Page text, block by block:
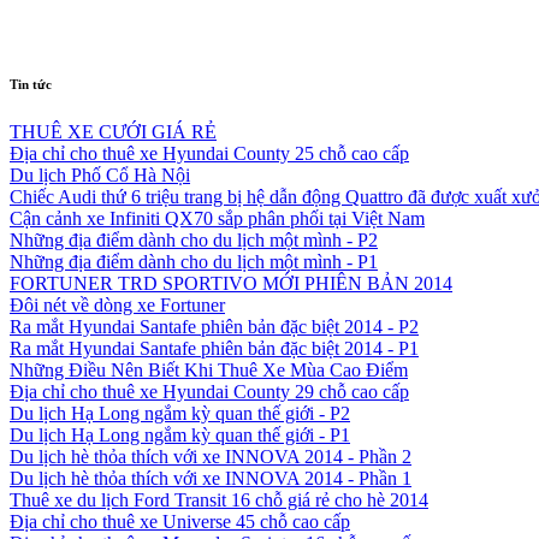
Tin tức
THUÊ XE CƯỚI GIÁ RẺ
Địa chỉ cho thuê xe Hyundai County 25 chỗ cao cấp
Du lịch Phố Cổ Hà Nội
Chiếc Audi thứ 6 triệu trang bị hệ dẫn động Quattro đã được xuất
Cận cảnh xe Infiniti QX70 sắp phân phối tại Việt Nam
Những địa điểm dành cho du lịch một mình - P2
Những địa điểm dành cho du lịch một mình - P1
FORTUNER TRD SPORTIVO MỚI PHIÊN BẢN 2014
Đôi nét về dòng xe Fortuner
Ra mắt Hyundai Santafe phiên bản đặc biệt 2014 - P2
Ra mắt Hyundai Santafe phiên bản đặc biệt 2014 - P1
Những Điều Nên Biết Khi Thuê Xe Mùa Cao Điểm
Địa chỉ cho thuê xe Hyundai County 29 chỗ cao cấp
Du lịch Hạ Long ngắm kỳ quan thế giới - P2
Du lịch Hạ Long ngắm kỳ quan thế giới - P1
Du lịch hè thỏa thích với xe INNOVA 2014 - Phần 2
Du lịch hè thỏa thích với xe INNOVA 2014 - Phần 1
Thuê xe du lịch Ford Transit 16 chỗ giá rẻ cho hè 2014
Địa chỉ cho thuê xe Universe 45 chỗ cao cấp